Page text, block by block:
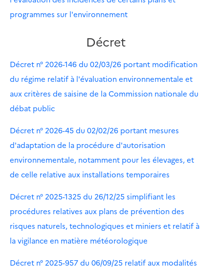
programmes sur l'environnement
Décret
Décret n° 2026-146 du 02/03/26 portant modification
du régime relatif à l'évaluation environnementale et
aux critères de saisine de la Commission nationale du
débat public
Décret n° 2026-45 du 02/02/26 portant mesures
d'adaptation de la procédure d'autorisation
environnementale, notamment pour les élevages, et
de celle relative aux installations temporaires
Décret n° 2025-1325 du 26/12/25 simplifiant les
procédures relatives aux plans de prévention des
risques naturels, technologiques et miniers et relatif à
la vigilance en matière météorologique
Décret n° 2025-957 du 06/09/25 relatif aux modalités